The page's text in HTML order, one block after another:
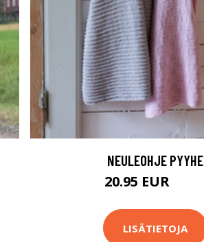
NEULEOHJE PYYHE
20.95 EUR
LISÄTIETOJA